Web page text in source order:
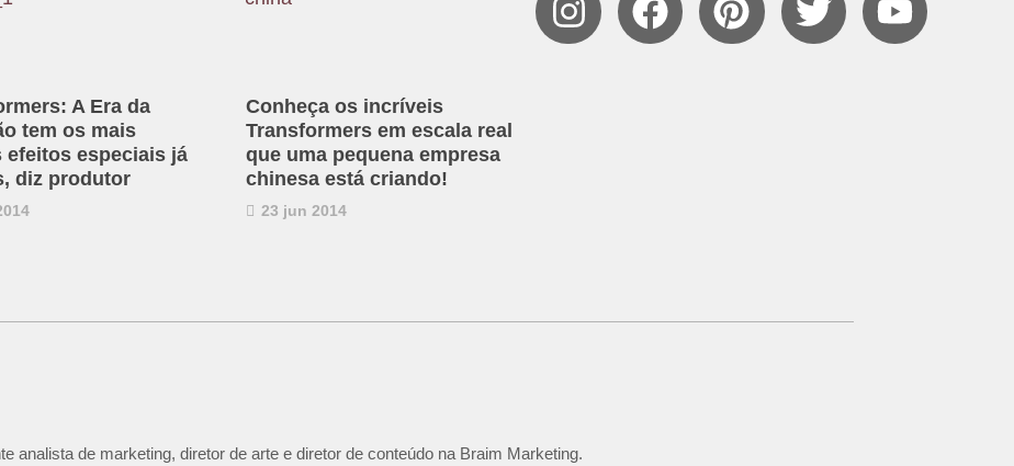
A Era da
tem os mais
efeitos especiais já
diz produtor
Conheça os incríveis
Transformers em escala real
que uma pequena empresa
chinesa está criando!
23 jun 2014
analista de marketing, diretor de arte e diretor de conteúdo na Braim Marketing.